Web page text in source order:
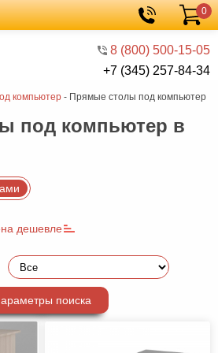
8 (800) 500-15-05
+7 (345) 257-84-34
Корзина
0
компьютер - Прямые столы под компьютер
под компьютер в
дешевле
поиска